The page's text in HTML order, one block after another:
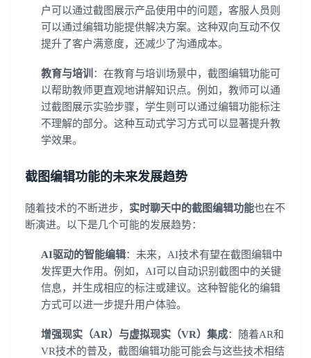
户可以通过截图展示产品使用中的问题，客服人员则
可以通过编辑功能提供解决方案。这种双向互动不仅
提升了客户满意度，还减少了沟通成本。
教育与培训 ：在教育与培训场景中，截图编辑功能可
以帮助教师更直观地讲解知识点。例如，教师可以通
过截图展示实验步骤，学生则可以通过编辑功能标注
不理解的部分。这种互动式学习方式可以显著提升教
学效果。
截图编辑功能的未来发展趋势
随着技术的不断进步， 实时聊天中的截图编辑功能也在不
断演进。以下是几个可能的发展趋势：
AI驱动的智能编辑：未来，AI技术有望在截图编辑中
发挥更大作用。例如，AI可以自动识别截图中的关键
信息，并生成相应的标注或建议。这种智能化的编辑
方式可以进一步提升用户体验。
增强现实（AR）与虚拟现实（VR）集成：随着AR和
VR技术的普及，截图编辑功能可能会与这些技术相结